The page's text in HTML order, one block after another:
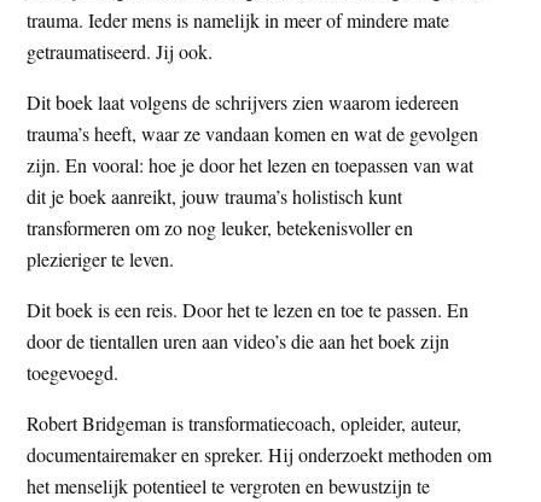
trauma. Ieder mens is namelijk in meer of mindere mate
getraumatiseerd. Jij ook.
Dit boek laat volgens de schrijvers zien waarom iedereen
trauma’s heeft, waar ze vandaan komen en wat de gevolgen
zijn. En vooral: hoe je door het lezen en toepassen van wat
dit je boek aanreikt, jouw trauma’s holistisch kunt
transformeren om zo nog leuker, betekenisvoller en
plezieriger te leven.
Dit boek is een reis. Door het te lezen en toe te passen. En
door de tientallen uren aan video’s die aan het boek zijn
toegevoegd.
Robert Bridgeman is transformatiecoach, opleider, auteur,
documentairemaker en spreker. Hij onderzoekt methoden om
het menselijk potentieel te vergroten en bewustzijn te